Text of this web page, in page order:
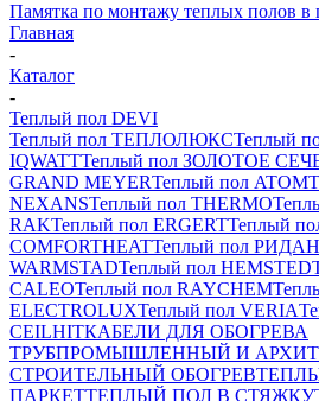
Памятка по монтажу теплых полов в
Главная
-
Каталог
-
Теплый пол DEVI
Теплый пол ТЕПЛОЛЮКСТеплый
IQWATTТеплый пол ЗОЛОТОЕ
GRAND MEYERТеплый пол ATOM
NEXANSТеплый пол THERMO
RAKТеплый пол ERGERTТеплый
COMFORTHEATТеплый пол РИДАН
WARMSTADТеплый пол
CALEOТеплый пол RAYCHEM
ELECTROLUXТеплый пол VERIA
CEILHITКАБЕЛИ ДЛЯ ОБОГРЕВА
ТРУБПРОМЫШЛЕННЫЙ И
СТРОИТЕЛЬНЫЙ ОБОГРЕВ
ПАРКЕТТЕПЛЫЙ ПОЛ В СТЯЖКУ